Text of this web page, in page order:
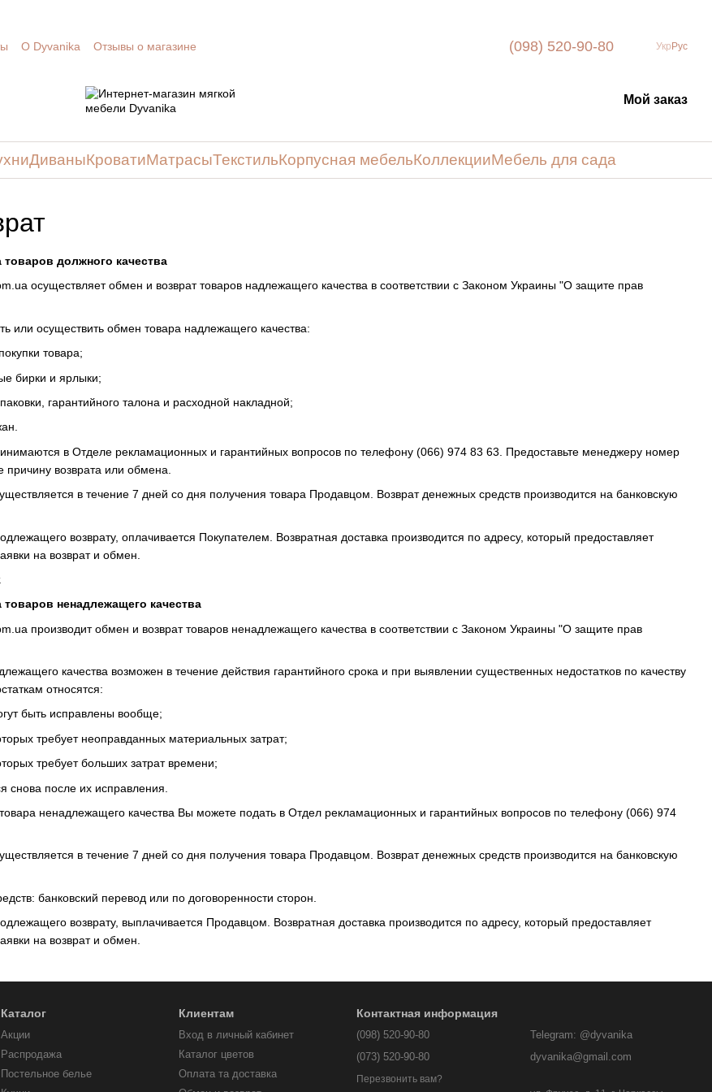
О Dyvanika Отзывы о магазине (098) 520-90-80 Укр Рус
Мой заказ
ДиваныКроватиМатрасыТекстильКорпусная мебельКоллекцииМебель для сада
должного качества
осуществляет обмен и возврат товаров надлежащего качества в соответствии с Законом Украины "О защите прав
или осуществить обмен товара надлежащего качества:
товара;
бирки и ярлыки;
гарантийного талона и расходной накладной;
в Отделе рекламационных и гарантийных вопросов по телефону (066) 974 83 63. Предоставьте менеджеру номер
причину возврата или обмена.
в течение 7 дней со дня получения товара Продавцом. Возврат денежных средств производится на банковскую
возврату, оплачивается Покупателем. Возвратная доставка производится по адресу, который предоставляет
на возврат и обмен.
ненадлежащего качества
производит обмен и возврат товаров ненадлежащего качества в соответствии с Законом Украины "О защите прав
качества возможен в течение действия гарантийного срока и при выявлении существенных недостатков по качеству
относятся:
быть исправлены вообще;
требует неоправданных материальных затрат;
требует больших затрат времени;
снова после их исправления.
ненадлежащего качества Вы можете подать в Отдел рекламационных и гарантийных вопросов по телефону (066) 974
в течение 7 дней со дня получения товара Продавцом. Возврат денежных средств производится на банковскую
банковский перевод или по договоренности сторон.
возврату, выплачивается Продавцом. Возвратная доставка производится по адресу, который предоставляет
на возврат и обмен.
Каталог
Акции
Распродажа
Постельное белье
Клиентам
Вход в личный кабинет
Каталог цветов
Оплата та доставка
Контактная информация
(098) 520-90-80
(073) 520-90-80
Перезвонить вам?
Telegram: @dyvanika
dyvanika@gmail.com